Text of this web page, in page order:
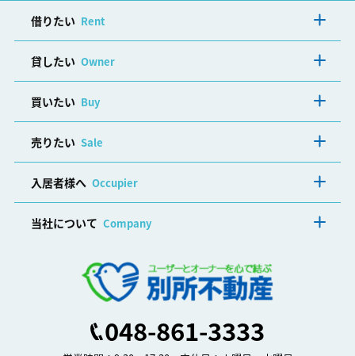
借りたい Rent
貸したい Owner
買いたい Buy
売りたい Sale
入居者様へ Occupier
当社について Company
048-861-3333